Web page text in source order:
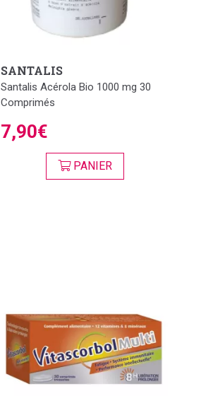
SANTALIS
Santalis Acérola Bio 1000 mg 30
Comprimés
7,90€
PANIER